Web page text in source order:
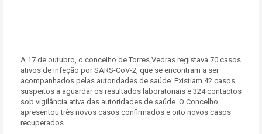
A 17 de outubro, o concelho de Torres Vedras registava 70 casos
ativos de infeção por SARS-CoV-2, que se encontram a ser
acompanhados pelas autoridades de saúde. Existiam 42 casos
suspeitos a aguardar os resultados laboratoriais e 324 contactos
sob vigilância ativa das autoridades de saúde. O Concelho
apresentou três novos casos confirmados e oito novos casos
recuperados.